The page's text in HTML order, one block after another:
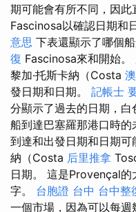
期可能會有所不同，因
Fascinosa以確認日期和
意思 下表還顯示了哪個
復 Fascinosa來和開始。
黎加·托斯卡納（Costa
發日期和日期。 記帳士
分顯示了過去的日期，
船到達巴塞羅那港口時的
到達和出發日期和日期
納（Costa 后里推拿
日期。 這是Provençal
字。 台胞證 台中 台中整
一個市場，因為可以每週